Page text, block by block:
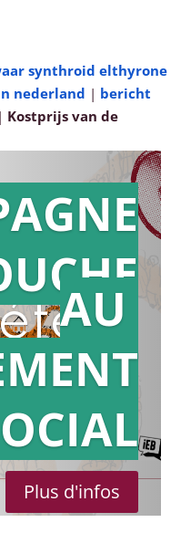
synthroid elthyrone
nederland | bericht
| Kostprijs van de
en
de presse
AU
Plus d'infos